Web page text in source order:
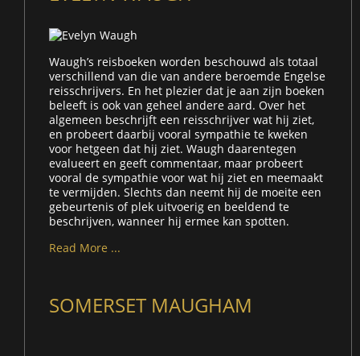
Waugh’s reisboeken worden beschouwd als totaal
verschillend van die van andere beroemde Engelse
reisschrijvers. En het plezier dat je aan zijn boeken
beleeft is ook van geheel andere aard. Over het
algemeen beschrijft een reisschrijver wat hij ziet,
en probeert daarbij vooral sympathie te kweken
voor hetgeen dat hij ziet. Waugh daarentegen
evalueert en geeft commentaar, maar probeert
vooral de sympathie voor wat hij ziet en meemaakt
te vermijden. Slechts dan neemt hij de moeite een
gebeurtenis of plek uitvoerig en beeldend te
beschrijven, wanneer hij ermee kan spotten.
Read More ...
SOMERSET MAUGHAM